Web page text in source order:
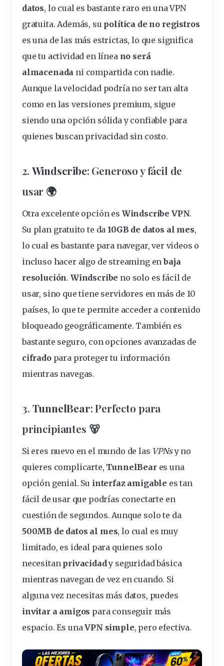
datos, lo cual es bastante raro en una VPN
gratuita. Además, su política de no registros
es una de las más estrictas, lo que significa
que tu actividad en línea no será
almacenada ni compartida con nadie.
Aunque la velocidad podría no ser tan alta
como en las versiones premium, sigue
siendo una opción sólida y confiable para
quienes buscan privacidad sin costo.
2. Windscribe: Generoso y fácil de
usar 🌍
Otra excelente opción es Windscribe VPN.
Su plan gratuito te da10GB de datos al mes,
lo cual es bastante para navegar, ver videos o
incluso hacer algo de streaming enbaja
resolución. Windscribe no solo es fácil de
usar, sino que tiene servidores en más de 10
países, lo que te permite acceder a contenido
bloqueado geográficamente. También es
bastante seguro, con opciones avanzadas de
cifradopara proteger tu información
mientras navegas.
3. TunnelBear: Perfecto para
principiantes 🐻
Si eres nuevo en el mundo de las VPNsy no
quieres complicarte, TunnelBeares una
opción genial. Su interfaz amigable es tan
fácil de usar que podrías conectarte en
cuestión de segundos. Aunque solo te da
500MB de datos al mes, lo cual es muy
limitado, es ideal para quienes solo
necesitan privacidady seguridad básica
mientras navegan de vez en cuando. Si
alguna vez necesitas más datos, puedes
invitar a amigos para conseguir más
espacio. Es unaVPN simple, pero efectiva.